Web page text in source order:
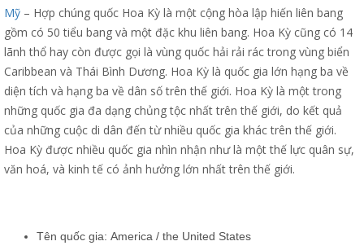
Mỹ – Hợp chúng quốc Hoa Kỳ là một cộng hòa lập hiến liên bang
gồm có 50 tiểu bang và một đặc khu liên bang. Hoa Kỳ cũng có 14
lãnh thổ hay còn được gọi là vùng quốc hải rải rác trong vùng biển
Caribbean và Thái Bình Dương. Hoa Kỳ là quốc gia lớn hạng ba về
diện tích và hạng ba về dân số trên thế giới. Hoa Kỳ là một trong
những quốc gia đa dạng chủng tộc nhất trên thế giới, do kết quả
của những cuộc di dân đến từ nhiều quốc gia khác trên thế giới.
Hoa Kỳ được nhiều quốc gia nhìn nhận như là một thế lực quân sự,
văn hoá, và kinh tế có ảnh hưởng lớn nhất trên thế giới.
Tên quốc gia: America / the United States